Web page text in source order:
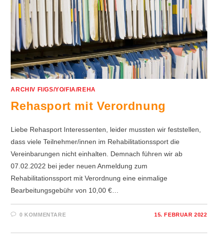
ARCHIV FI/GS/YO/FIA/REHA
Rehasport mit Verordnung
Liebe Rehasport Interessenten, leider mussten wir feststellen,
dass viele Teilnehmer/innen im Rehabilitationssport die
Vereinbarungen nicht einhalten. Demnach führen wir ab
07.02.2022 bei jeder neuen Anmeldung zum
Rehabilitationssport mit Verordnung eine einmalige
Bearbeitungsgebühr von 10,00 €…
0 KOMMENTARE 15. FEBRUAR 2022